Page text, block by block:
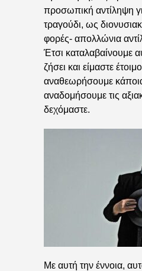
προσωπική αντίληψη
τραγούδι, ως
φορές- απολλώνια
Έτσι καταλαβαίνουμε
ζήσει και είμαστε
αναθεωρήσουμε
αναδομήσουμε τις
δεχόμαστε.
Με αυτή την έννοια,